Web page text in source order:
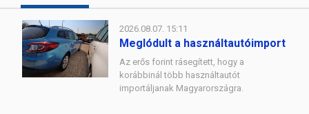
2026.08.07. 15:11
Meglódult a használtautóimport
Az erős forint rásegített, hogy a
korábbinál több használtautót
importáljanak Magyarországra.